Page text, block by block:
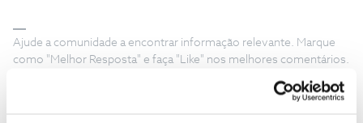
Ajude a comunidade a encontrar informação relevante. Marque
como "Melhor Resposta" e faça "Like" nos melhores comentários.